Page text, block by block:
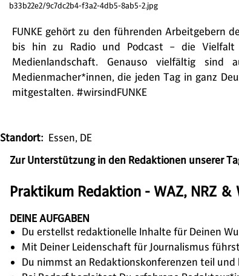
b33b22e2/9c7dc2b4-f3a2-4db5-8ab5-2.jpg
FUNKE gehört zu den führenden Arbeitgebern
bis hin zu Radio und Podcast – die
Medienlandschaft. Genauso vielfältig
Medienmacher*innen, die jeden Tag in ganz
mitgestalten. #wirsindFUNKE
Standort: Essen, DE
Zur Unterstützung in den Redaktionen unserer
Praktikum Redaktion - WAZ, NRZ &
DEINE AUFGABEN
Du erstellst redaktionelle Inhalte für Deinen
Mit Deiner Leidenschaft für Journalismus
Du nimmst an Redaktionskonferenzen teil